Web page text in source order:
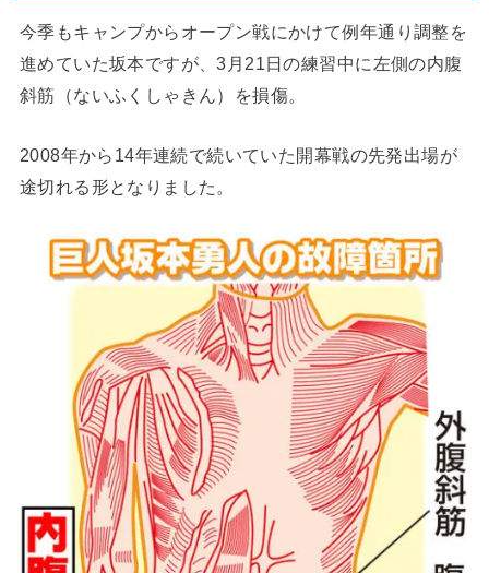
今季もキャンプからオープン戦にかけて例年通り調整を
進めていた坂本ですが、3月21日の練習中に左側の内腹
斜筋（ないふくしゃきん）を損傷。
2008年から14年連続で続いていた開幕戦の先発出場が
途切れる形となりました。